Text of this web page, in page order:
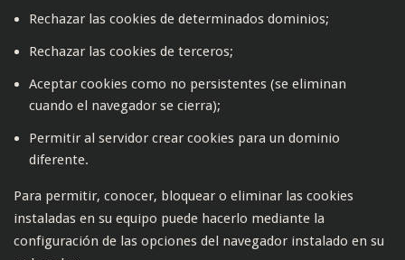
Rechazar las cookies de determinados dominios;
Rechazar las cookies de terceros;
Aceptar cookies como no persistentes (se eliminan
cuando el navegador se cierra);
Permitir al servidor crear cookies para un dominio
diferente.
Para permitir, conocer, bloquear o eliminar las cookies
instaladas en su equipo puede hacerlo mediante la
configuración de las opciones del navegador instalado en su